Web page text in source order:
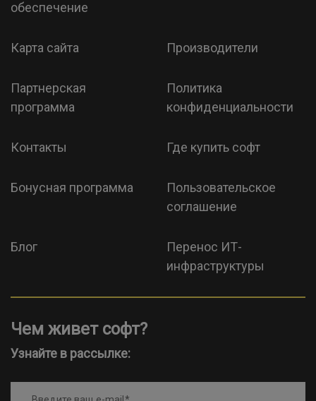
обеспечение
Карта сайта Производители
Партнерская
программа
Политика
конфиденциальности
Контакты Где купить софт
Бонусная программа
Пользовательское
соглашение
Блог
Перенос ИТ-
инфраструктуры
Чем живет софт?
Узнайте в рассылке: